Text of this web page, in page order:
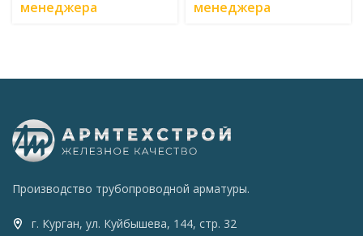
менеджера
менеджера
Производство трубопроводной арматуры.
г. Курган, ул. Куйбышева, 144, стр. 32